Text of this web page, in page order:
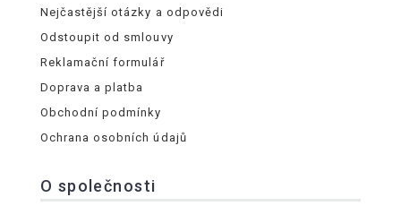
Nejčastější otázky a odpovědi
Odstoupit od smlouvy
Reklamační formulář
Doprava a platba
Obchodní podmínky
Ochrana osobních údajů
O společnosti